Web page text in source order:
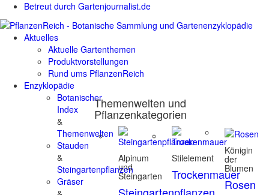
Betreut durch Gartenjournalist.de
Aktuelles
Aktuelle Gartenthemen
Produktvorstellungen
Rund ums PflanzenReich
Enzyklopädie
Botanischer
Index
&
Themenwelten
Stauden
&
Steingartenpflanzen
Gräser
Themenwelten und
Pflanzenkategorien
Alpinum
und
Steingarten
Stilelement
Trockenmauer
Königin
der
Blumen
Rosen